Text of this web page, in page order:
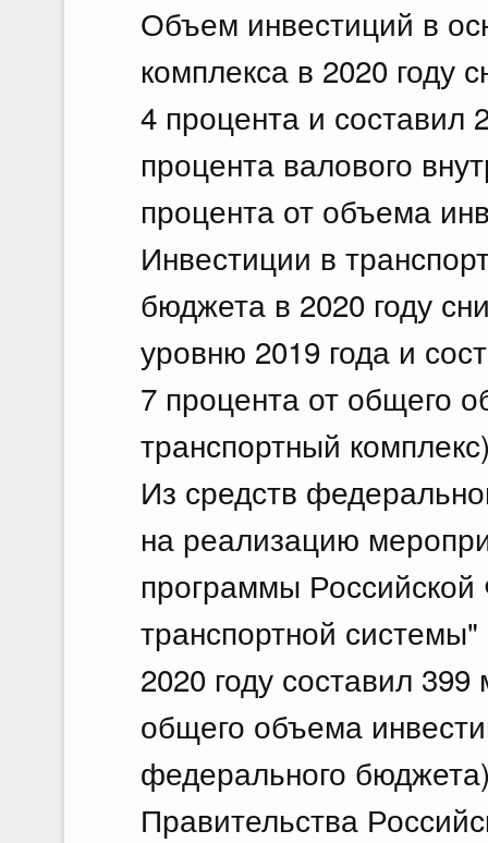
Объем инвестиций в
комплекса в 2020 году
4 процента и составил
процента валового
процента от объема
Инвестиции в
бюджета в 2020 году
уровню 2019 года и
7 процента от общего
транспортный
Из средств
на реализацию
программы
транспортной
2020 году составил
общего объема
федерального
Правительства